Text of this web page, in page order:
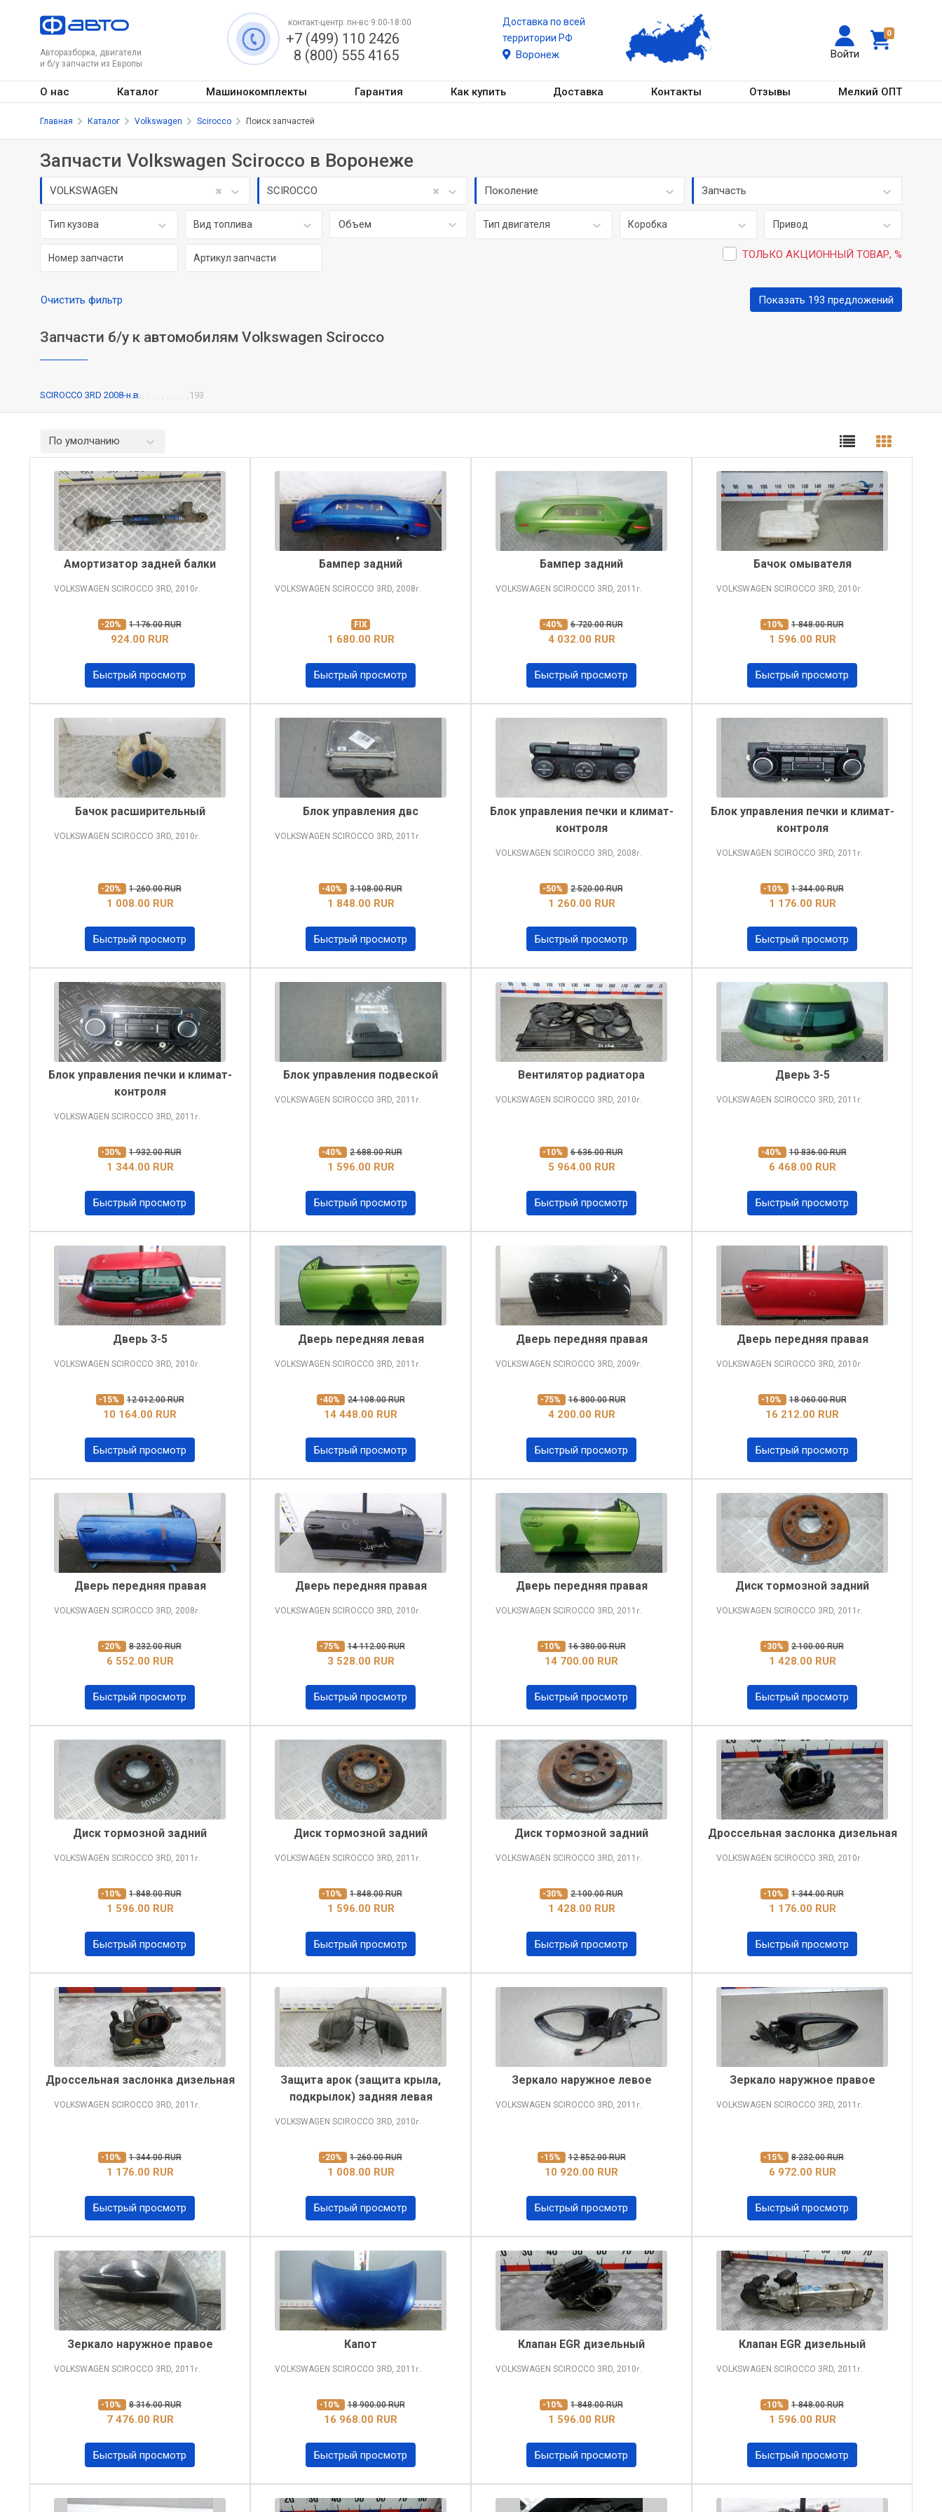
Авторазборка, двигатели
и б/у запчасти из Европы
0
Войти
контакт-центр: пн-вс 9:00-18:00
+7 (499) 110 2426
8 (800) 555 4165
Доставка по всей
территории РФ
Воронеж
О нас Каталог Машинокомплекты Гарантия Как купить Доставка Контакты Отзывы Мелкий ОПТ
Главная Каталог Volkswagen Scirocco Поиск запчастей
Запчасти Volkswagen Scirocco в Воронеже
VOLKSWAGEN SCIROCCO Поколение Запчасть
Тип кузова Вид топлива Объем Тип двигателя Коробка Привод
ТОЛЬКО АКЦИОННЫЙ ТОВАР, %
Очистить фильтр Показать 193 предложений
Запчасти б/у к автомобилям Volkswagen Scirocco
SCIROCCO 3RD 2008-н.в. 193
По умолчанию
Амортизатор задней балки
VOLKSWAGEN SCIROCCO 3RD, 2010г.
-20% 1 176.00 RUR
924.00 RUR
Быстрый просмотр
Бампер задний
VOLKSWAGEN SCIROCCO 3RD, 2008г.
FIX
1 680.00 RUR
Быстрый просмотр
Бампер задний
VOLKSWAGEN SCIROCCO 3RD, 2011 г.
-40% 6 720.00 RUR
4 032.00 RUR
Быстрый просмотр
Бачок омывателя
VOLKSWAGEN SCIROCCO 3RD, 2010г.
-10% 1 848.00 RUR
1 596.00 RUR
Быстрый просмотр
Бачок расширительный
VOLKSWAGEN SCIROCCO 3RD, 2010г.
-20% 1 260.00 RUR
1 008.00 RUR
Быстрый просмотр
Блок управления двс
VOLKSWAGEN SCIROCCO 3RD, 2011 г.
-40% 3 108.00 RUR
1 848.00 RUR
Быстрый просмотр
Блок управления печки и климат-
контроля
VOLKSWAGEN SCIROCCO 3RD, 2008г.
-50% 2 520.00 RUR
1 260.00 RUR
Быстрый просмотр
Блок управления печки и климат-
контроля
VOLKSWAGEN SCIROCCO 3RD, 2011 г.
-10% 1 344.00 RUR
1 176.00 RUR
Быстрый просмотр
Блок управления печки и климат-
контроля
VOLKSWAGEN SCIROCCO 3RD, 2011 г.
-30% 1 932.00 RUR
1 344.00 RUR
Быстрый просмотр
Блок управления подвеской
VOLKSWAGEN SCIROCCO 3RD, 2011 г.
-40% 2 688.00 RUR
1 596.00 RUR
Быстрый просмотр
Вентилятор радиатора
VOLKSWAGEN SCIROCCO 3RD, 2010г.
-10% 6 636.00 RUR
5 964.00 RUR
Быстрый просмотр
Дверь 3-5
VOLKSWAGEN SCIROCCO 3RD, 2011 г.
-40% 10 836.00 RUR
6 468.00 RUR
Быстрый просмотр
Дверь 3-5
VOLKSWAGEN SCIROCCO 3RD, 2010г.
-15% 12 012.00 RUR
10 164.00 RUR
Быстрый просмотр
Дверь передняя левая
VOLKSWAGEN SCIROCCO 3RD, 2011 г.
-40% 24 108.00 RUR
14 448.00 RUR
Быстрый просмотр
Дверь передняя правая
VOLKSWAGEN SCIROCCO 3RD, 2009г.
-75% 16 800.00 RUR
4 200.00 RUR
Быстрый просмотр
Дверь передняя правая
VOLKSWAGEN SCIROCCO 3RD, 2010г.
-10% 18 060.00 RUR
16 212.00 RUR
Быстрый просмотр
Дверь передняя правая
VOLKSWAGEN SCIROCCO 3RD, 2008г.
-20% 8 232.00 RUR
6 552.00 RUR
Быстрый просмотр
Дверь передняя правая
VOLKSWAGEN SCIROCCO 3RD, 2010г.
-75% 14 112.00 RUR
3 528.00 RUR
Быстрый просмотр
Дверь передняя правая
VOLKSWAGEN SCIROCCO 3RD, 2011 г.
-10% 16 380.00 RUR
14 700.00 RUR
Быстрый просмотр
Диск тормозной задний
VOLKSWAGEN SCIROCCO 3RD, 2011 г.
-30% 2 100.00 RUR
1 428.00 RUR
Быстрый просмотр
Диск тормозной задний
VOLKSWAGEN SCIROCCO 3RD, 2011 г.
-10% 1 848.00 RUR
1 596.00 RUR
Быстрый просмотр
Диск тормозной задний
VOLKSWAGEN SCIROCCO 3RD, 2011 г.
-10% 1 848.00 RUR
1 596.00 RUR
Быстрый просмотр
Диск тормозной задний
VOLKSWAGEN SCIROCCO 3RD, 2011 г.
-30% 2 100.00 RUR
1 428.00 RUR
Быстрый просмотр
Дроссельная заслонка дизельная
VOLKSWAGEN SCIROCCO 3RD, 2010г.
-10% 1 344.00 RUR
1 176.00 RUR
Быстрый просмотр
Дроссельная заслонка дизельная
VOLKSWAGEN SCIROCCO 3RD, 2011 г.
-10% 1 344.00 RUR
1 176.00 RUR
Быстрый просмотр
Защита арок (защита крыла,
подкрылок) задняя левая
VOLKSWAGEN SCIROCCO 3RD, 2010г.
-20% 1 260.00 RUR
1 008.00 RUR
Быстрый просмотр
Зеркало наружное левое
VOLKSWAGEN SCIROCCO 3RD, 2011 г.
-15% 12 852.00 RUR
10 920.00 RUR
Быстрый просмотр
Зеркало наружное правое
VOLKSWAGEN SCIROCCO 3RD, 2011 г.
-15% 8 232.00 RUR
6 972.00 RUR
Быстрый просмотр
Зеркало наружное правое
VOLKSWAGEN SCIROCCO 3RD, 2011 г.
-10% 8 316.00 RUR
7 476.00 RUR
Быстрый просмотр
Капот
VOLKSWAGEN SCIROCCO 3RD, 2011 г.
-10% 18 900.00 RUR
16 968.00 RUR
Быстрый просмотр
Клапан EGR дизельный
VOLKSWAGEN SCIROCCO 3RD, 2010г.
-10% 1 848.00 RUR
1 596.00 RUR
Быстрый просмотр
Клапан EGR дизельный
VOLKSWAGEN SCIROCCO 3RD, 2011 г.
-10% 1 848.00 RUR
1 596.00 RUR
Быстрый просмотр